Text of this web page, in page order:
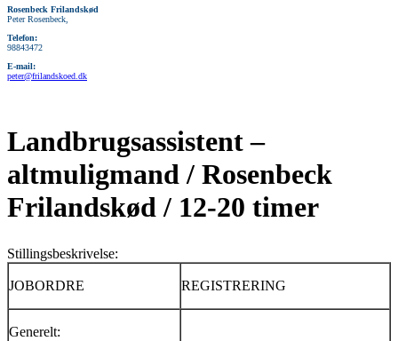
Rosenbeck Frilandskød
Peter Rosenbeck,
Telefon:
98843472
E-mail:
peter@frilandskoed.dk
Landbrugsassistent –
altmuligmand / Rosenbeck
Frilandskød / 12-20 timer
Stillingsbeskrivelse:
JOBORDRE REGISTRERING
Generelt: